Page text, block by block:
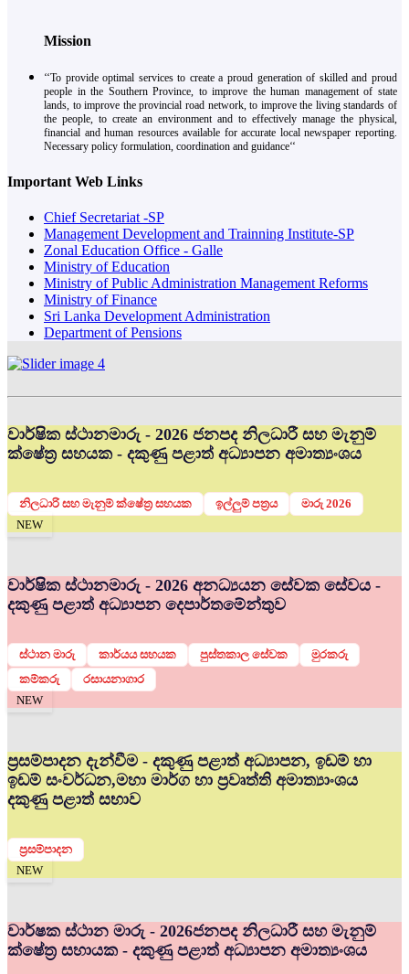
Mission
‘‘To provide optimal services to create a proud generation of skilled and proud
people in the Southern Province, to improve the human management of state
lands, to improve the provincial road network, to improve the living standards of
the people, to create an environment and to effectively manage the physical,
financial and human resources available for accurate local newspaper reporting.
Necessary policy formulation, coordination and guidance‘‘
Important Web Links
Chief Secretariat -SP
Management Development and Trainning Institute-SP
Zonal Education Office - Galle
Ministry of Education
Ministry of Public Administration Management Reforms
Ministry of Finance
Sri Lanka Development Administration
Department of Pensions
වාර්ෂික ස්ථානමාරු - 2026 ජනපද නිලධාරී සහ මැනුම්
ක්ෂේත්‍ර සහයක - දකුණු පළාත් අධ්‍යාපන අමාත්‍යංශය
නිලධාරි සහ මැනුම් ක්ෂේත්‍ර සහයක ඉල්ලුම් පත්‍රය
මාරු 2026
NEW
වාර්ෂික ස්ථානමාරු - 2026 අනධ්‍යයන සේවක සේවය -
දකුණු පළාත් අධ්‍යාපන දෙපාර්තමේන්තුව
ස්ථාන මාරු කාර්යය සහයක පුස්තකාල සේවක
මුරකරු
කම්කරු
රසායනාගාර
NEW
ප්‍රසම්පාදන දැන්වීම - දකුණු පළාත් අධ්‍යාපන, ඉඩම් හා
ඉඩම් සංවර්ධන,මහා මාර්ග හා ප්‍රවෘත්ති අමාත්‍යාංශය
දකුණු පළාත් සභාව
ප්‍රසම්පාදන
NEW
වාර්ෂක ස්ථාන මාරු - 2026ජනපද නිලධාරී සහ මැනුම්
ක්ෂේත්‍ර සහායක - දකුණු පළාත් අධ්‍යාපන අමාත්‍යංශය